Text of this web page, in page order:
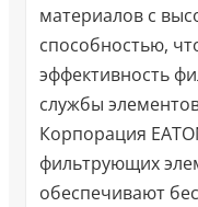
материалов с
способностью,
эффективность
службы
Корпорация
фильтрующих
обеспечивают